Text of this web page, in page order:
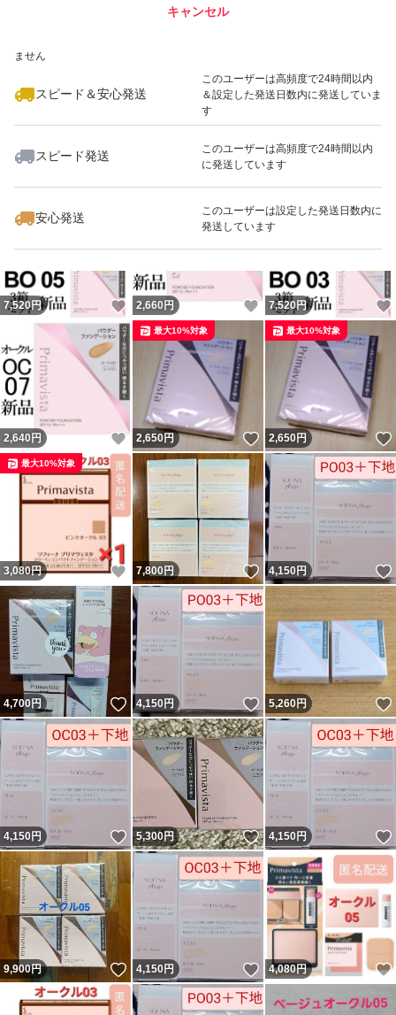
ません
スピード＆安心発送
このユーザーは高頻度で24時間以内
＆設定した発送日数内に発送していま
す
スピード発送
このユーザーは高頻度で24時間以内
に発送しています
安心発送
このユーザーは設定した発送日数内に
発送しています
キャンセル
いいね！
7,520
7,520円 いいね！
2,660 円 いいね！
7,520円
2,640 円 いいね！
2,650円 いいね！
最大10%対象
2,650円
最大10%対象
3,080円 いいね！
最大10%対象
7,800円 いいね！
4,150円
4,700円 いいね！
4,150円 いいね！
5,260円
4,150円 いいね！
5,300円 いいね！
4,150円
9,900円 いいね！
4,150円 いいね！
4,080円